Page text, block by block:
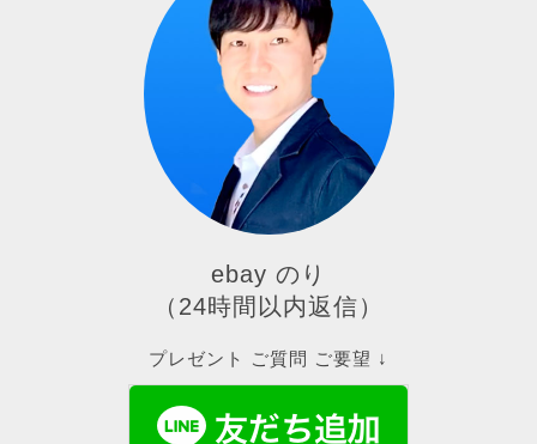
ebay のり
（24時間以内返信）
プレゼント ご質問 ご要望 ↓